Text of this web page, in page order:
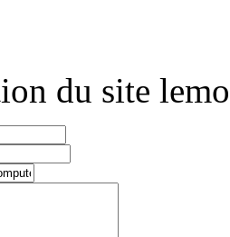
du site